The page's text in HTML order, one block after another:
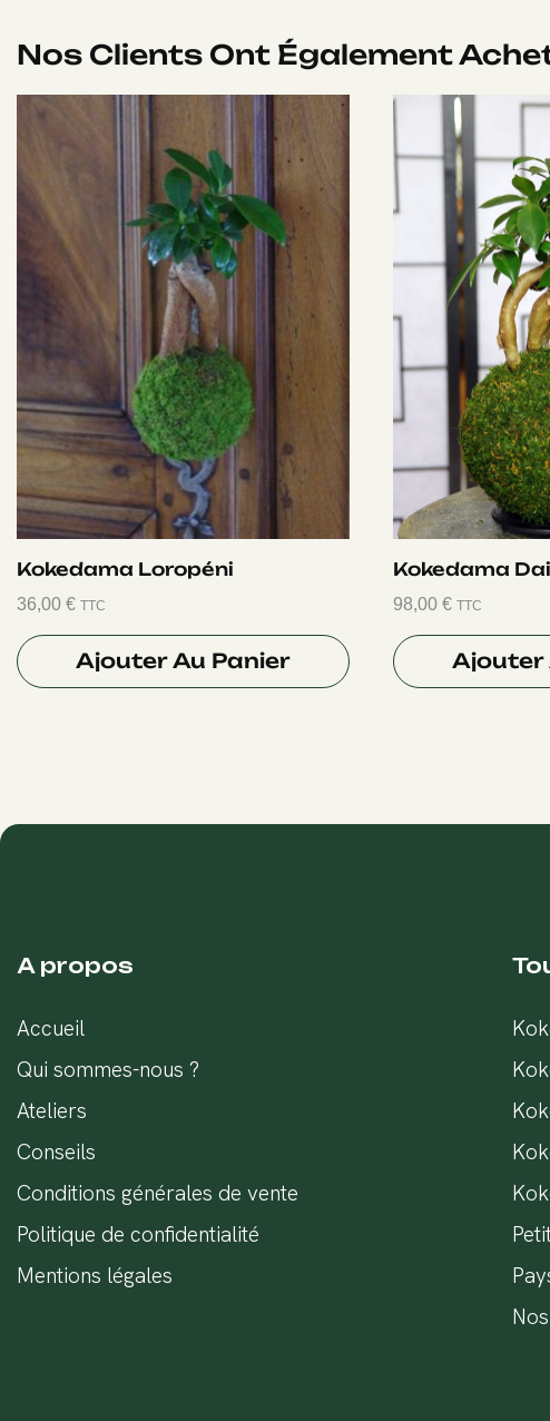
Nos Clients Ont Également
Kokedama Loropéni
36,00 € TTC
Ajouter Au Panier
Kokedama
98,00€ TTC
Ajouter
A propos
Accueil
Qui sommes-nous ?
Ateliers
Conseils
Conditions générales de vente
Politique de confidentialité
Mentions légales